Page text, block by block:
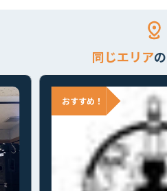
同じエリア